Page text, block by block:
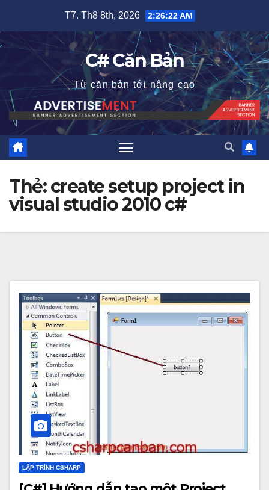
content
T7. Th8 8th, 2026 2:26:22 AM
C# Căn Bản
Từ căn bản tới nâng cao
Thẻ:create setup project in
visual studio 2010 c#
LẬP TRÌNH CSHARP